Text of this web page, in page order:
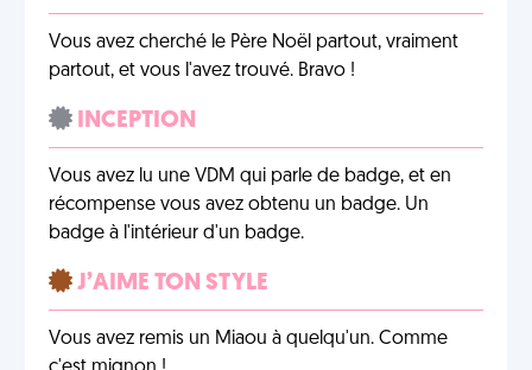
Vous avez cherché le Père Noël partout, vraiment
partout, et vous l'avez trouvé. Bravo !
INCEPTION
Vous avez lu une VDM qui parle de badge, et en
récompense vous avez obtenu un badge. Un
badge à l'intérieur d'un badge.
J’AIME TON STYLE
Vous avez remis un Miaou à quelqu'un. Comme